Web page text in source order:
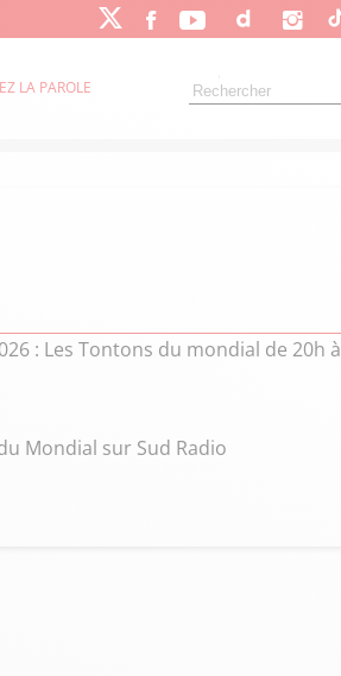
LA PAROLE
: Les Tontons du mondial de 20h à
Mondial sur Sud Radio